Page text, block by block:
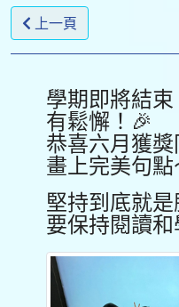
上一頁
學期即將結
有鬆懈！🎉
恭喜六月獲
畫上完美句點
堅持到底就
要保持閱讀